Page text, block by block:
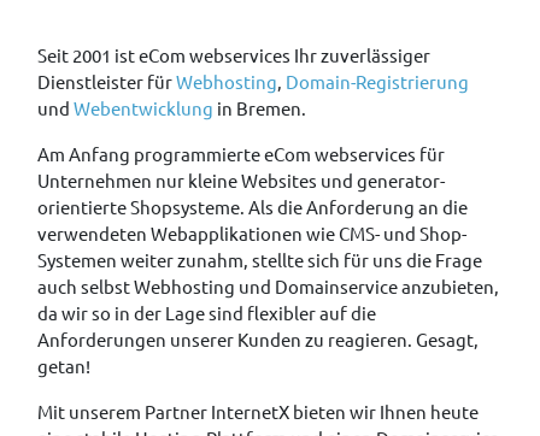
Seit 2001 ist eCom webservices Ihr zuverlässiger
Dienstleister fürWebhosting, Domain-Registrierung
und Webentwicklung in Bremen.
Am Anfang programmierte eCom webservices für
Unternehmen nur kleine Websites und generator-
orientierte Shopsysteme. Als die Anforderung an die
verwendeten Webapplikationen wie CMS- und Shop-
Systemen weiter zunahm, stellte sich für uns die Frage
auch selbst Webhosting und Domainservice anzubieten,
da wir so in der Lage sind flexibler auf die
Anforderungen unserer Kunden zu reagieren. Gesagt,
getan!
Mit unserem Partner InternetX bieten wir Ihnen heute